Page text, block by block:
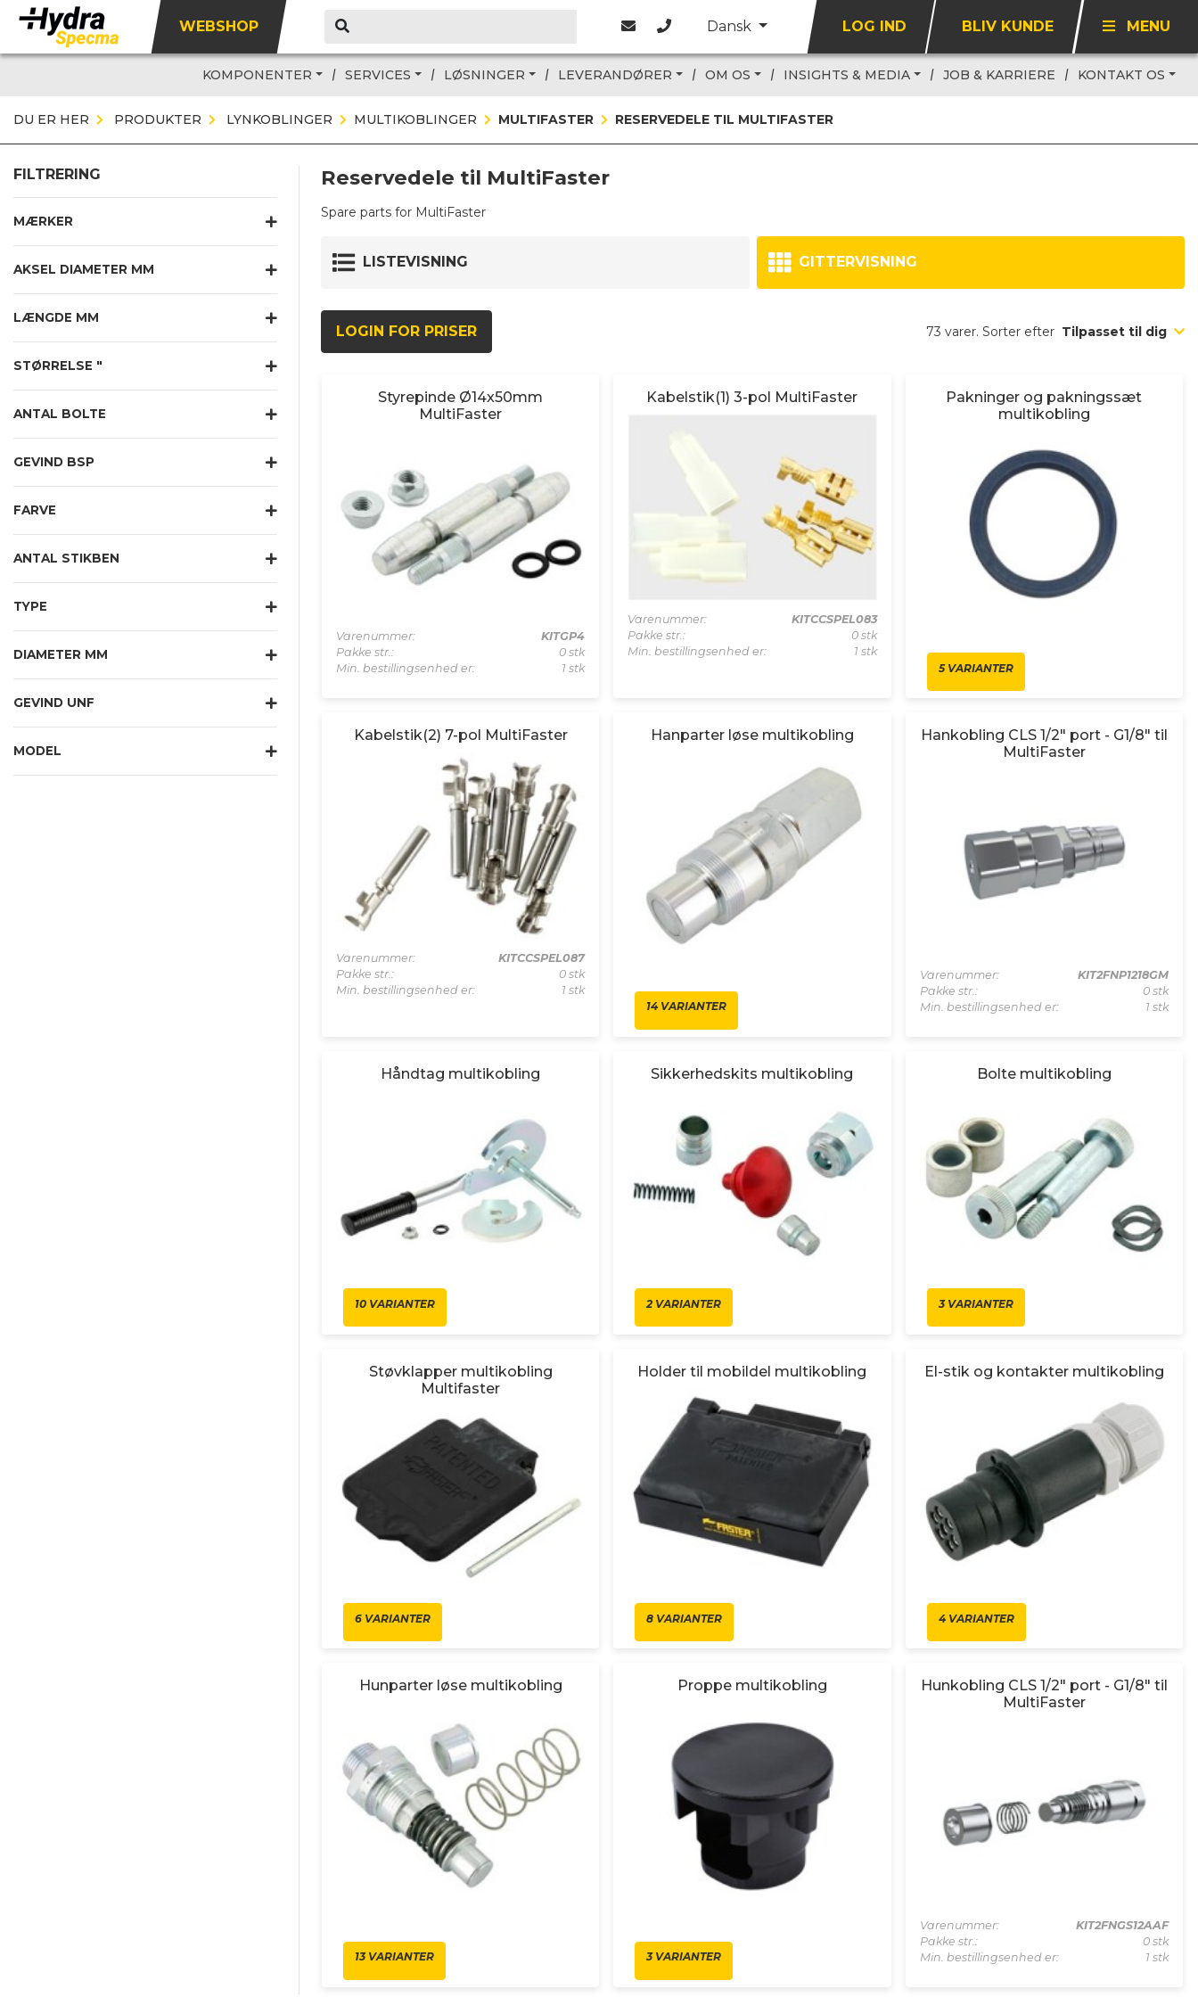
WEBSHOP Dansk LOG IND BLIV KUNDE MENU
KOMPONENTER SERVICES LØSNINGER LEVERANDØRER OM OS INSIGHTS & MEDIA JOB & KARRIERE KONTAKT OS
DU ER HER PRODUKTER LYNKOBLINGER MULTIKOBLINGER MULTIFASTER RESERVEDELE TIL MULTIFASTER
FILTRERING
MÆRKER
AKSEL DIAMETER MM
LÆNGDE MM
STØRRELSE "
ANTAL BOLTE
GEVIND BSP
FARVE
ANTAL STIKBEN
TYPE
DIAMETER MM
GEVIND UNF
MODEL
Reservedele til MultiFaster
Spare parts for MultiFaster
LISTEVISNING GITTERVISNING
LOGIN FOR PRISER 73 varer. Sorter efter Tilpasset til dig
Styrepinde Ø14x50mm
MultiFaster
Varenummer:
KITGP4
Pakke str.:
0 stk
Min. bestillingsenhed er:
1 stk
Kabelstik(1) 3-pol MultiFaster
Varenummer:
KITCCSPEL083
Pakke str.:
0 stk
Min. bestillingsenhed er:
1 stk
Pakninger og pakningssæt
multikobling
5 VARIANTER
Kabelstik(2) 7-pol MultiFaster
Varenummer:
KITCCSPEL087
Pakke str.:
0 stk
Min. bestillingsenhed er:
1 stk
Hanparter løse multikobling
14 VARIANTER
Hankobling CLS 1/2" port - G1/8" til
MultiFaster
Varenummer:
KIT2FNP1218GM
Pakke str.:
0 stk
Min. bestillingsenhed er:
1 stk
Håndtag multikobling
10 VARIANTER
Sikkerhedskits multikobling
2 VARIANTER
Bolte multikobling
3 VARIANTER
Støvklapper multikobling
Multifaster
6 VARIANTER
Holder til mobildel multikobling
8 VARIANTER
El-stik og kontakter multikobling
4 VARIANTER
Hunparter løse multikobling
13 VARIANTER
Proppe multikobling
3 VARIANTER
Hunkobling CLS 1/2" port - G1/8" til
MultiFaster
Varenummer:
KIT2FNGS12AAF
Pakke str.:
0 stk
Min. bestillingsenhed er:
1 stk